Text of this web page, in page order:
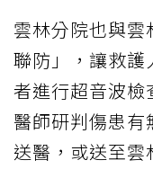
雲林分院也與
聯防」，讓救護
者進行超音波檢
醫師研判傷患
送醫，或送至